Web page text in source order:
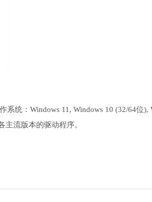
统：Windows 11, Windows 10 (32/64位),
主流版本的驱动程序。